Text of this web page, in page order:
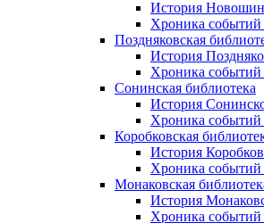
История
Хроника
Поздняковская
История
Хроника событий
Сонинская библиотека
История
Хроника
Коробковская
История
Хроника событий
Монаковская
История
Хроника событий